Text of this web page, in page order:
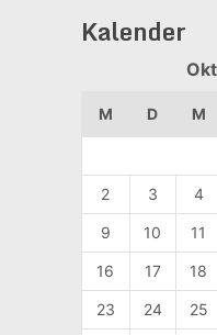
Kalender
M D M
2 3 4
9 10 11
16 17 18
23 24 25